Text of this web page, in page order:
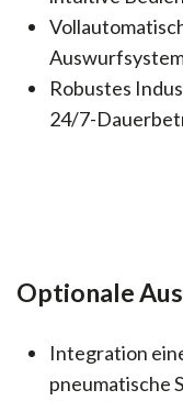
Robustes
24/7-
Optionale
Integration
pneumatische